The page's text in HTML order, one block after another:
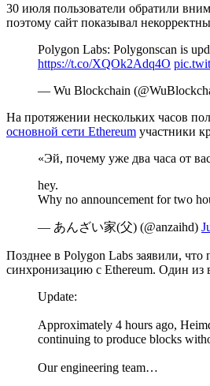
30 июля пользователи обратили
поэтому сайт показывал
Polygon Labs: Polygonscan is
https://t.co/XQOk2Adq4O
— Wu Blockchain
На протяжении нескольких часов
основной сети Ethereum участники
«Эй, почему уже два часа от
hey.
Why no announcement for two
— あんざい家(父) (@anzaihd)
Позднее в Polygon Labs заявили,
синхронизацию с Ethereum. Один из
Update:
Approximately 4 hours ago,
continuing to produce blocks
Our engineering team…